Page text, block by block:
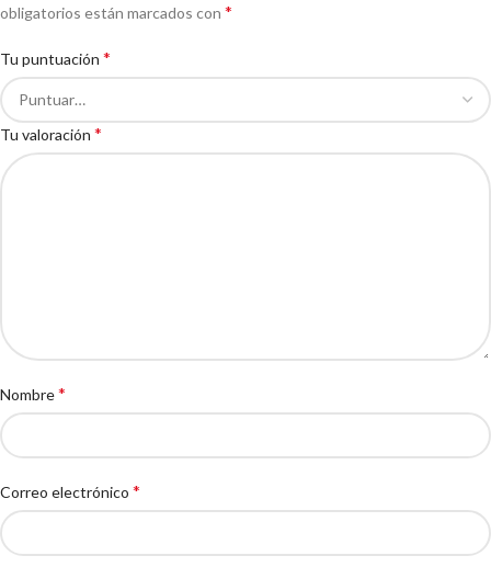
obligatorios están marcados con *
Tu puntuación *
Tu valoración *
Nombre*
Correo electrónico *